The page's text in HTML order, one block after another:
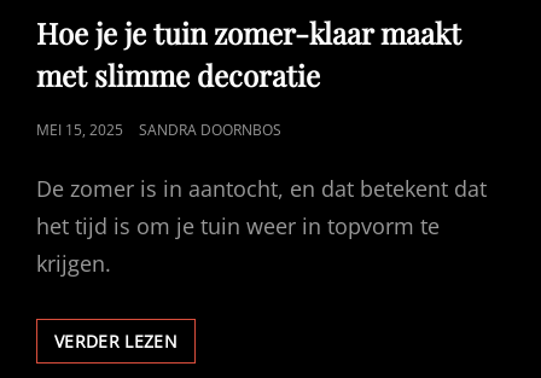
LINKS
Hoe je je tuin zomer-klaar maakt
met slimme decoratie
GEPUBLICEERD
MEI 15, 2025 SANDRA DOORNBOS
De zomer is in aantocht, en dat betekent dat
het tijd is om je tuin weer in topvorm te
krijgen.
VERDER LEZEN
JE